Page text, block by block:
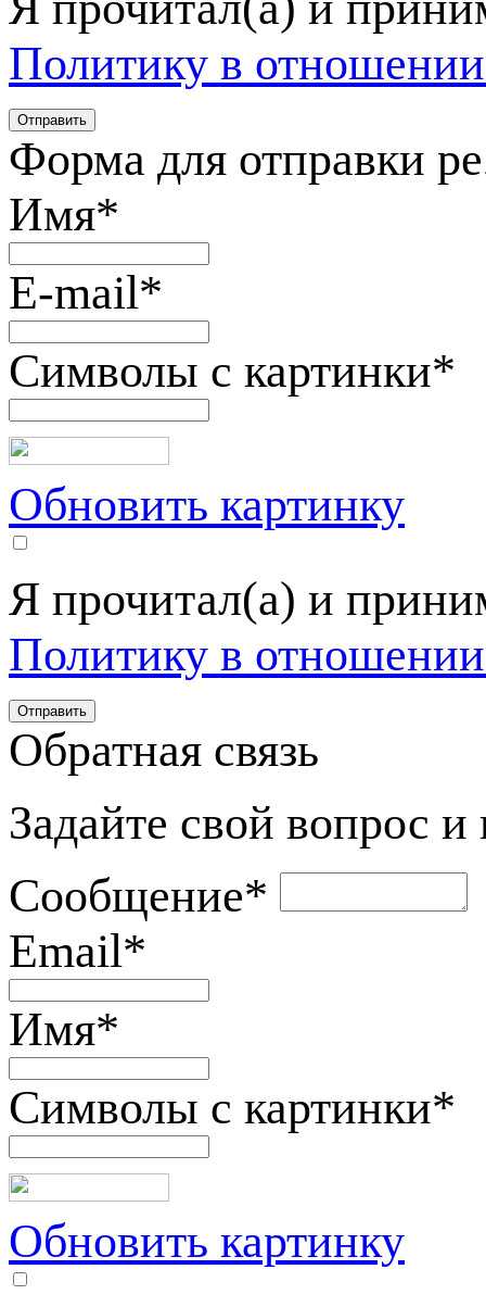
Политику в
Форма для отправки
Имя*
E-mail*
Символы с картинки*
Обновить картинку
Я прочитал(а) и
Политику в
Обратная связь
Задайте свой вопрос
Сообщение*
Email*
Имя*
Символы с картинки*
Обновить картинку